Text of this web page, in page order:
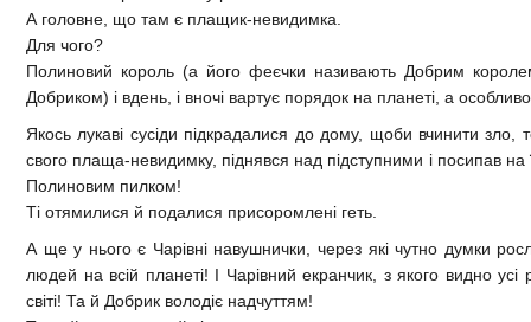
А головне, що там є плащик-невидимка.
Для чого?
Полиновий король (а його феєчки називають Добрим
Добриком) і вдень, і вночі вартує порядок на планеті, а
Якось лукаві сусіди підкрадалися до дому, щоби вчинити зло,
свого плаща-невидимку, піднявся над підступними і посипав на
Полиновим пилком!
Ті отямилися й подалися присоромлені геть.
А ще у нього є Чарівні навушнички, через які чутно думки
людей на всій планеті! І Чарівний екранчик, з якого видно усі
світі! Та й Добрик володіє надчуттям!